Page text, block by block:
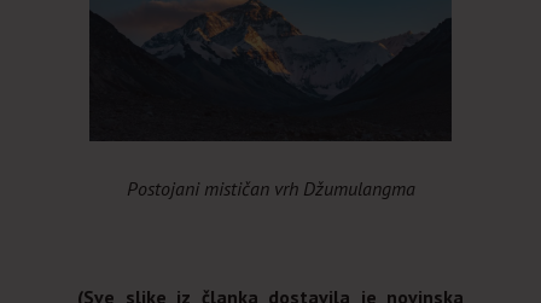
Postojani mističan vrh Džumulangma
(Sve slike iz članka dostavila je novinska